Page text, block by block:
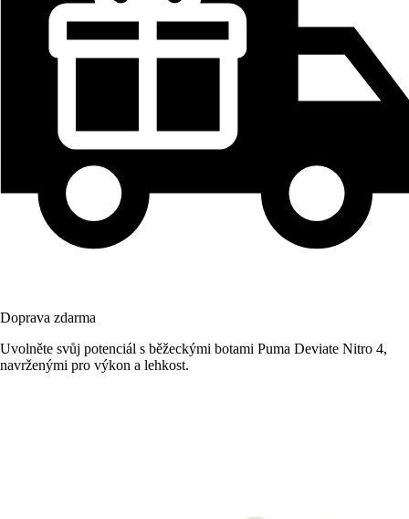
Doprava zdarma
Uvolněte svůj potenciál s běžeckými botami Puma Deviate Nitro 4,
navrženými pro výkon a lehkost.